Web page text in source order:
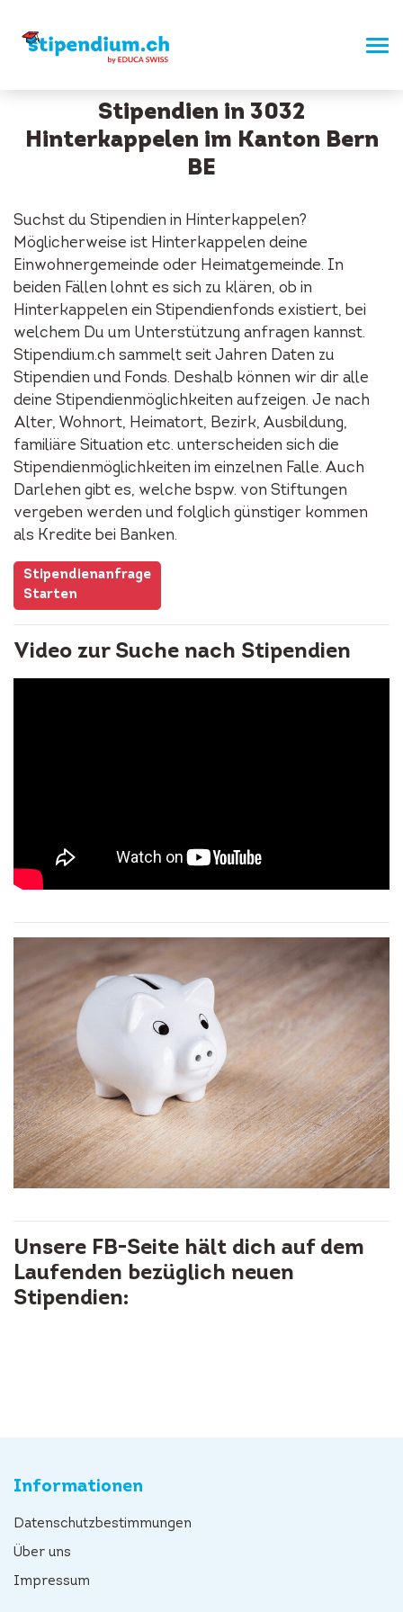
Stipendien in 3032
Hinterkappelen im Kanton Bern
BE
Suchst du Stipendien in Hinterkappelen?
Möglicherweise ist Hinterkappelen deine
Einwohnergemeinde oder Heimatgemeinde. In
beiden Fällen lohnt es sich zu klären, ob in
Hinterkappelen ein Stipendienfonds existiert, bei
welchem Du um Unterstützung anfragen kannst.
Stipendium.ch sammelt seit Jahren Daten zu
Stipendien und Fonds. Deshalb können wir dir alle
deine Stipendienmöglichkeiten aufzeigen. Je nach
Alter, Wohnort, Heimatort, Bezirk, Ausbildung,
familiäre Situation etc. unterscheiden sich die
Stipendienmöglichkeiten im einzelnen Falle. Auch
Darlehen gibt es, welche bspw. von Stiftungen
vergeben werden und folglich günstiger kommen
als Kredite bei Banken.
Stipendienanfrage
Starten
Video zur Suche nach Stipendien
Unsere FB-Seite hält dich auf dem
Laufenden bezüglich neuen
Stipendien:
Informationen
Datenschutzbestimmungen
Über uns
Impressum